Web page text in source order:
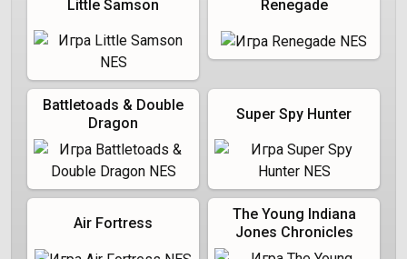
Little Samson Renegade
Battletoads & Double
Dragon
Super Spy Hunter
Air Fortress
The Young Indiana
Jones Chronicles